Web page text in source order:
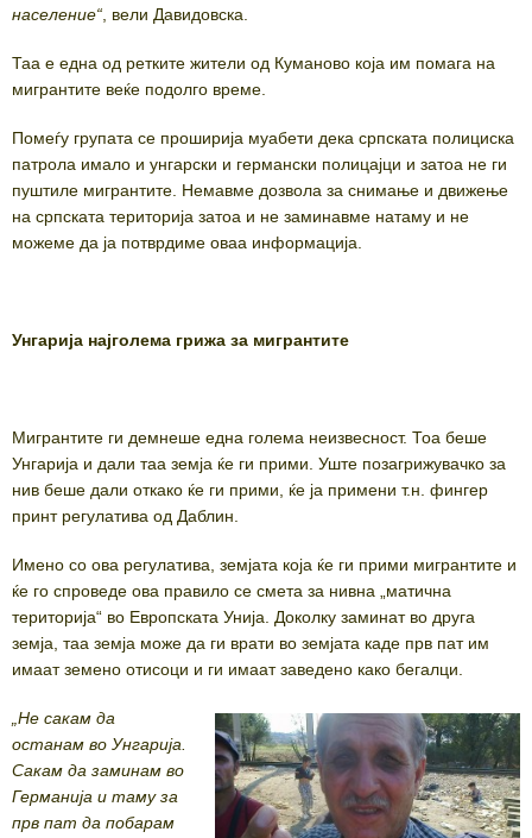
население“ , вели Давидовска.
Таа е една од ретките жители од Куманово која им помага на
мигрантите веќе подолго време.
Помеѓу групата се проширија муабети дека српската полициска
патрола имало и унгарски и германски полицајци и затоа не ги
пуштиле мигрантите. Немавме дозвола за снимање и движење
на српската територија затоа и не заминавме натаму и не
можеме да ја потврдиме оваа информација.
Унгарија најголема грижа за мигрантите
Мигрантите ги демнеше една голема неизвесност. Тоа беше
Унгарија и дали таа земја ќе ги прими. Уште позагрижувачко за
нив беше дали откако ќе ги прими, ќе ја примени т.н. фингер
принт регулатива од Даблин.
Имено со ова регулатива, земјата која ќе ги прими мигрантите и
ќе го спроведе ова правило се смета за нивна „матична
територија“ во Европската Унија. Доколку заминат во друга
земја, таа земја може да ги врати во земјата каде прв пат им
имаат земено отисоци и ги имаат заведено како бегалци.
„Не сакам да
останам во Унгарија.
Сакам да заминам во
Германија и таму за
прв пат да побарам